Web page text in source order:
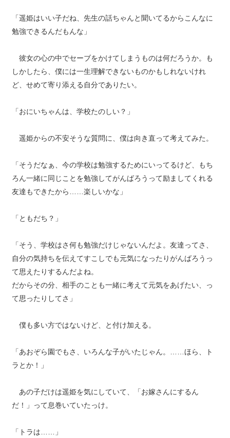
「遥姫はいい子だね、先生の話ちゃんと聞いてるからこんなに
勉強できるんだもんな」
彼女の心の中でセーブをかけてしまうものは何だろうか。も
しかしたら、僕には一生理解できないものかもしれないけれ
ど、せめて寄り添える自分でありたい。
「おにいちゃんは、学校たのしい？」
遥姫からの不安そうな質問に、僕は向き直って考えてみた。
「そうだなぁ、今の学校は勉強するためにいってるけど、もち
ろん一緒に同じことを勉強してがんばろうって励ましてくれる
友達もできたから……楽しいかな」
「ともだち？」
「そう、学校はさ何も勉強だけじゃないんだよ。友達ってさ、
自分の気持ちを伝えてすこしでも元気になったりがんばろうっ
て思えたりするんだよね。
だからその分、相手のことも一緒に考えて元気をあげたい、っ
て思ったりしてさ」
僕も多い方ではないけど、と付け加える。
「あおぞら園でもさ、いろんな子がいたじゃん。……ほら、ト
ラとか！」
あの子だけは遥姫を気にしていて、「お嫁さんにするん
だ！」って息巻いていたっけ。
「トラは……」